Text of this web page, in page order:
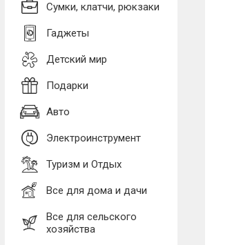
Сумки, клатчи, рюкзаки
Гаджеты
Детский мир
Подарки
Авто
Электроинструмент
Туризм и Отдых
Все для дома и дачи
Все для сельского
хозяйства